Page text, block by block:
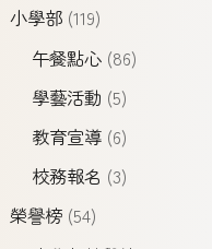
小學部(119)
午餐點心(86)
學藝活動 (5)
教育宣導(6)
校務報名 (3)
榮譽榜(54)